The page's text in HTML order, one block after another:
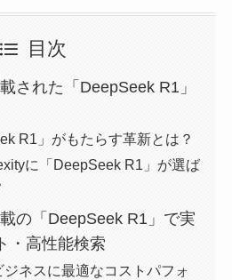
目次
された「DeepSeek R1」
R1」がもたらす革新とは？
に「DeepSeek R1」が選ば
の「DeepSeek R1」で実
・高性能検索
ジネスに最適なコストパフォ